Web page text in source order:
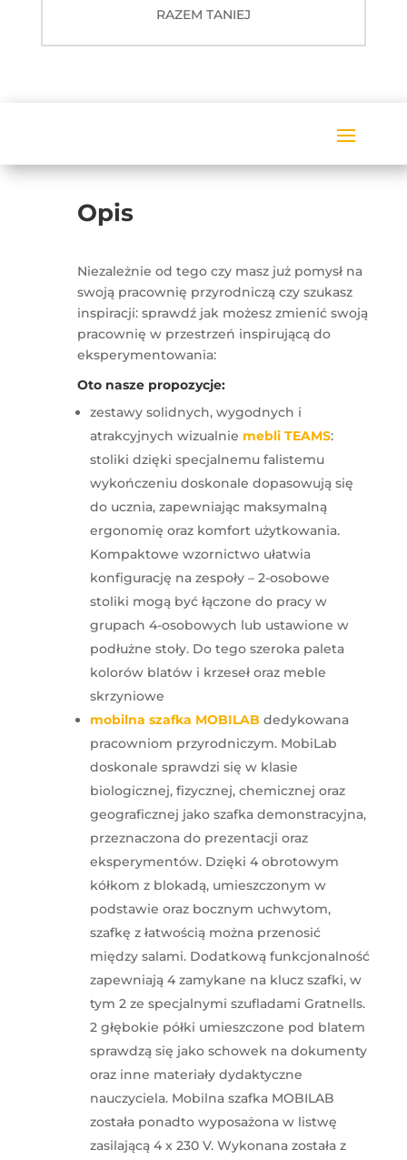
RAZEM TANIEJ
Opis
Niezależnie od tego czy masz już pomysł na
swoją pracownię przyrodniczą czy szukasz
inspiracji: sprawdź jak możesz zmienić swoją
pracownię w przestrzeń inspirującą do
eksperymentowania:
Oto nasze propozycje:
zestawy solidnych, wygodnych i
atrakcyjnych wizualnie mebli TEAMS:
stoliki dzięki specjalnemu falistemu
wykończeniu doskonale dopasowują się
do ucznia, zapewniając maksymalną
ergonomię oraz komfort użytkowania.
Kompaktowe wzornictwo ułatwia
konfigurację na zespoły – 2-osobowe
stoliki mogą być łączone do pracy w
grupach 4-osobowych lub ustawione w
podłużne stoły. Do tego szeroka paleta
kolorów blatów i krzeseł oraz meble
skrzyniowe
mobilna szafka MOBILAB dedykowana
pracowniom przyrodniczym. MobiLab
doskonale sprawdzi się w klasie
biologicznej, fizycznej, chemicznej oraz
geograficznej jako szafka demonstracyjna,
przeznaczona do prezentacji oraz
eksperymentów. Dzięki 4 obrotowym
kółkom z blokadą, umieszczonym w
podstawie oraz bocznym uchwytom,
szafkę z łatwością można przenosić
między salami. Dodatkową funkcjonalność
zapewniają 4 zamykane na klucz szafki, w
tym 2 ze specjalnymi szufladami Gratnells.
2 głębokie półki umieszczone pod blatem
sprawdzą się jako schowek na dokumenty
oraz inne materiały dydaktyczne
nauczyciela. Mobilna szafka MOBILAB
została ponadto wyposażona w listwę
zasilającą 4 x 230 V. Wykonana została z